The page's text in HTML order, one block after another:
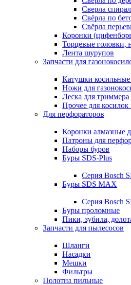
Сверла
Свёрла по
Свёрла
Коронки
Торцевые головки,
Лента шурупов
Запчасти для
Катушки
Ножи для
Леска для триммера
Прочее для
Для перфораторов
Коронки алмазные
Патроны для
Наборы буров
Буры SDS-Plus
Серия Bosch
Буры SDS MAX
Серия Bosch
Буры проломные
Пики, зубила,
Запчасти для пылесосов
Шланги
Насадки
Мешки
Фильтры
Полотна пильные